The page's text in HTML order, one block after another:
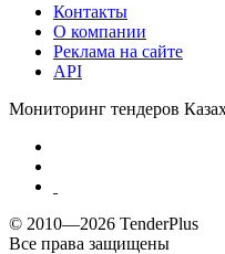
Контакты
О компании
Реклама на сайте
API
Мониторинг тендеров
© 2010—2026 TenderPlus
Все права защищены